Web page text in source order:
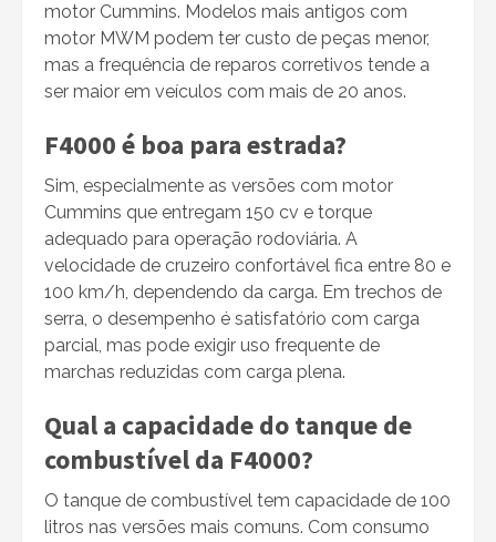
motor Cummins. Modelos mais antigos com
motor MWM podem ter custo de peças menor,
mas a frequência de reparos corretivos tende a
ser maior em veículos com mais de 20 anos.
F4000 é boa para estrada?
Sim, especialmente as versões com motor
Cummins que entregam 150 cv e torque
adequado para operação rodoviária. A
velocidade de cruzeiro confortável fica entre 80 e
100 km/h, dependendo da carga. Em trechos de
serra, o desempenho é satisfatório com carga
parcial, mas pode exigir uso frequente de
marchas reduzidas com carga plena.
Qual a capacidade do tanque de
combustível da F4000?
O tanque de combustível tem capacidade de 100
litros nas versões mais comuns. Com consumo